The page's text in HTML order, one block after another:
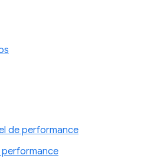
de performance
performance